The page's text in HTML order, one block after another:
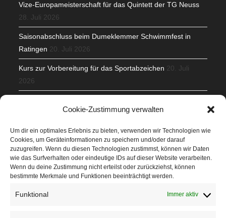
Cookie-Zustimmung verwalten
Um dir ein optimales Erlebnis zu bieten, verwenden wir Technologien wie
Cookies, um Geräteinformationen zu speichern und/oder darauf
zuzugreifen. Wenn du diesen Technologien zustimmst, können wir Daten
wie das Surfverhalten oder eindeutige IDs auf dieser Website verarbeiten.
Wenn du deine Zustimmung nicht erteilst oder zurückziehst, können
bestimmte Merkmale und Funktionen beeinträchtigt werden.
Funktional Immer aktiv
Vize-Europameisterschaft für das Quintett der TG Neuss
28. Juli 2026
Saisonabschluss beim Dumeklemmer Schwimmfest in
Ratingen 20. Juli 2026
Kurs zur Vorbereitung für das Sportabzeichen 20. Juli
2026
Veranstaltungen
Höffner Run